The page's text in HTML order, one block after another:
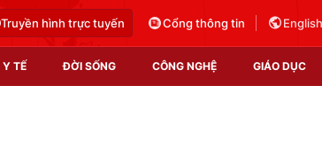
Truyền hình trực tuyến Cổng thông tin English
Y TẾ ĐỜI SỐNG CÔNG NGHỆ GIÁO DỤC